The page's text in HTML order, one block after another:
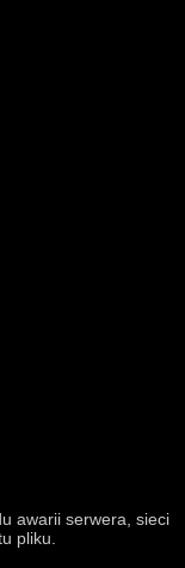
awarii serwera, sieci
pliku.